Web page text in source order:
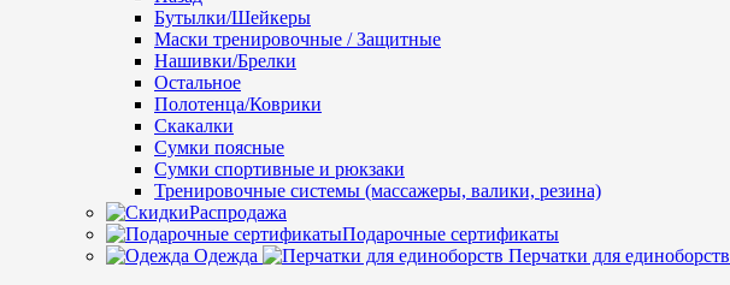
Бутылки/Шейкеры
Маски тренировочные / Защитные
Нашивки/Брелки
Остальное
Полотенца/Коврики
Скакалки
Сумки поясные
Сумки спортивные и рюкзаки
Тренировочные системы (массажеры, валики, резина)
Распродажа
Подарочные сертификаты
Одежда
Перчатки для единоборств